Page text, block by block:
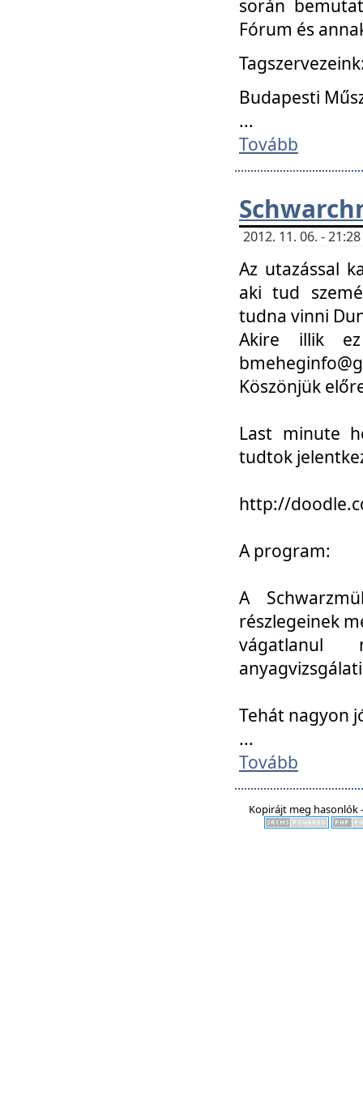
során
Fórum és
Budapesti
...
Tovább
2012. 11. 06. -
Az utazással
aki tud
tudna vinni
Akire illik
Köszönjük
Last minute
tudtok
http://
A program:
A
részlegeinek
vágatlanul
Tehát nagyon
...
Tovább
Kopirájt meg hasonlók